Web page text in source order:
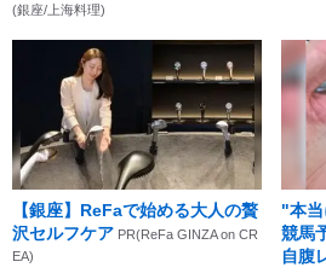
(銀座/上海料理)
【銀座】ReFaで始める大人の贅
沢セルフケア PR(ReFa GINZA on CR
EA)
"本
競馬
自腹